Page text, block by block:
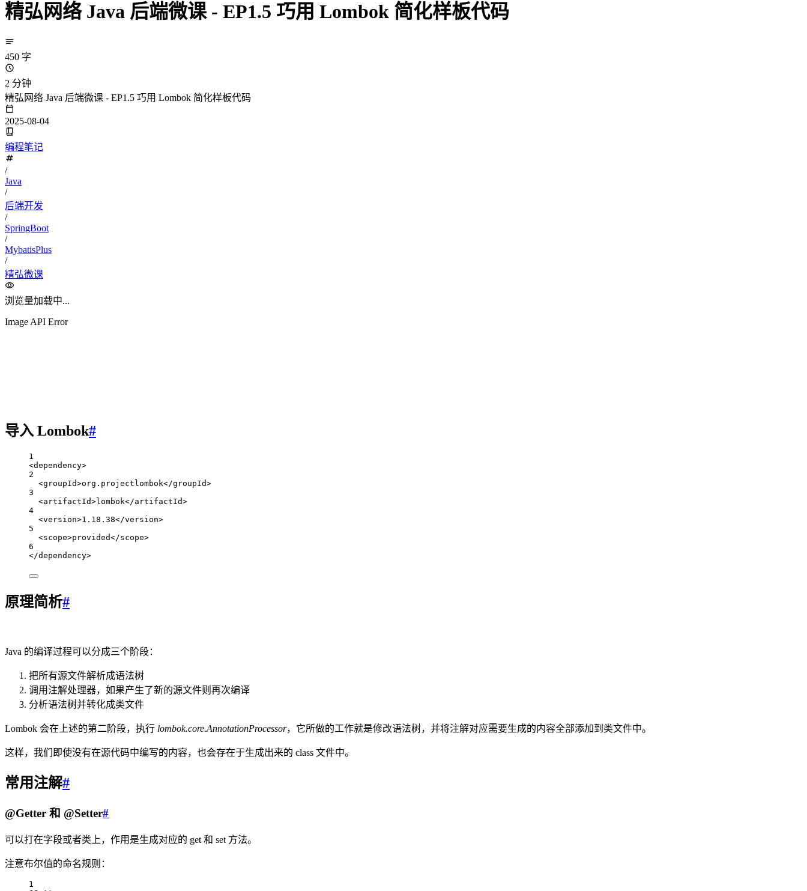
精弘网络 Java 后端微课 - EP1.5 巧用 Lombok 简化样板代码
450 字
2 分钟
精弘网络 Java 后端微课 - EP1.5 巧用 Lombok 简化样板代码
2025-08-04
编程笔记
/
Java
/
后端开发
/
SpringBoot
/
MybatisPlus
/
精弘微课
浏览量加载中...
Image API Error
导入 Lombok#
1
<dependency>
2
<groupId>org.projectlombok</groupId>
3
<artifactId>lombok</artifactId>
4
<version>1.18.38</version>
5
<scope>provided</scope>
6
</dependency>
原理简析#
Java 的编译过程可以分成三个阶段：
把所有源文件解析成语法树
调用注解处理器，如果产生了新的源文件则再次编译
分析语法树并转化成类文件
Lombok 会在上述的第二阶段，执行 lombok.core.AnnotationProcessor，它所做的工作就是修改语法树，并将注解对应需要生成的内容全部添加到类文件中。
这样，我们即使没有在源代码中编写的内容，也会存在于生成出来的 class 文件中。
常用注解#
@Getter 和 @Setter#
可以打在字段或者类上，作用是生成对应的 get 和 set 方法。
注意布尔值的命名规则：
1